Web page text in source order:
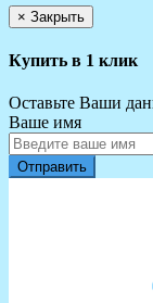
× Закрыть
Купить в 1 клик
Оставьте Ваши
Ваше имя
Отправить